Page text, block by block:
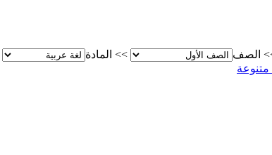
الصف >> المادة